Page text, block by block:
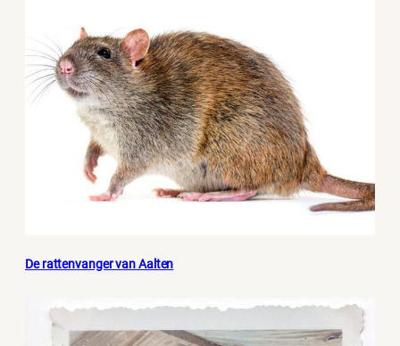
De rattenvanger van Aalten